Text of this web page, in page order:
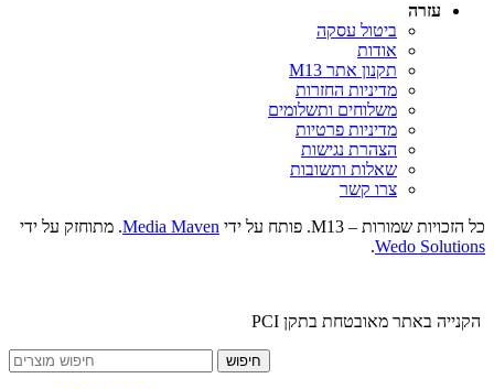
עזרה
ביטול עסקה
אודות
תקנון אתר M13
מדיניות החזרות
משלוחים ותשלומים
מדיניות פרטיות
הצהרת נגישות
שאלות ותשובות
צרו קשר
כל הזכויות שמורות – M13. פותח על ידי
Media Maven. מתוחזק על ידי
Wedo Solutions
.
הקנייה באתר מאובטחת בתקן PCI
חיפוש